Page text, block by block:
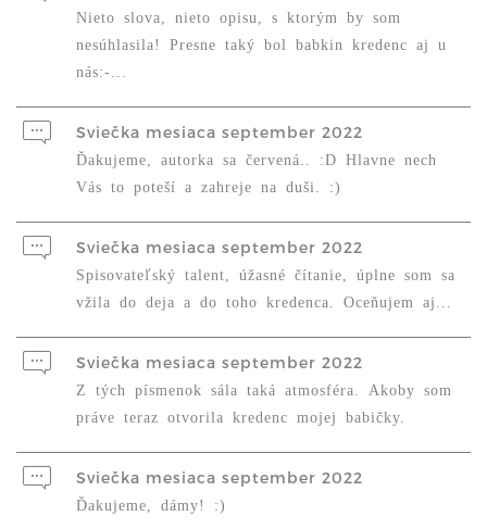
Nieto slova, nieto opisu, s ktorým by som
nesúhlasila! Presne taký bol babkin kredenc aj u
nás:-...
Sviečka mesiaca september 2022
Ďakujeme, autorka sa červená.. :D Hlavne nech
Vás to poteší a zahreje na duši. :)
Sviečka mesiaca september 2022
Spisovateľský talent, úžasné čítanie, úplne som sa
vžila do deja a do toho kredenca. Oceňujem aj...
Sviečka mesiaca september 2022
Z tých písmenok sála taká atmosféra. Akoby som
práve teraz otvorila kredenc mojej babičky.
Sviečka mesiaca september 2022
Ďakujeme, dámy! :)